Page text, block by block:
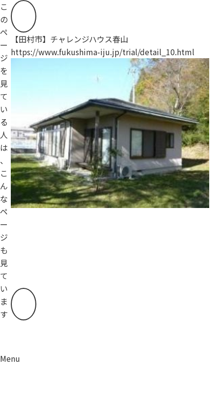
こ
の
ペ
ー
ジ
を
見
て
い
る
人
は
、
こ
ん
な
ペ
ー
ジ
も
見
て
い
ま
す
【田村市】チャレンジハウス春山
https://www.fukushima-iju.jp/trial/detail_10.html
Menu